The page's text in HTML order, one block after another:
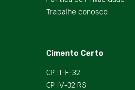
Trabalhe conosco
Cimento Certo
CP II-F-32
CP IV-32 RS